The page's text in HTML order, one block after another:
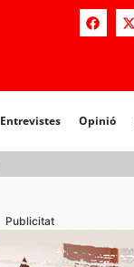
Entrevistes Opinió
Opinió
Publicitat